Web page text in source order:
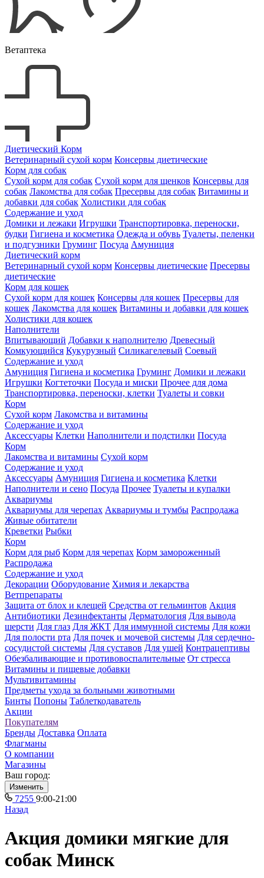
Ветаптека
Диетический Корм
Ветеринарный сухой корм Консервы диетические
Корм для собак
Сухой корм для собак Сухой корм для щенков Консервы для
собак Лакомства для собак Пресервы для собак Витамины и
добавки для собак Холистики для собак
Содержание и уход
Домики и лежаки Игрушки Транспортировка, переноски,
будки Гигиена и косметика Одежда и обувь Туалеты, пеленки
и подгузники Груминг Посуда Амуниция
Диетический корм
Ветеринарный сухой корм Консервы диетические Пресервы
диетические
Корм для кошек
Сухой корм для кошек Консервы для кошек Пресервы для
кошек Лакомства для кошек Витамины и добавки для кошек
Холистики для кошек
Наполнители
Впитывающий Добавки к наполнителю Древесный
Комкующийся Кукурузный Силикагелевый Соевый
Содержание и уход
Амуниция Гигиена и косметика Груминг Домики и лежаки
Игрушки Когтеточки Посуда и миски Прочее для дома
Транспортировка, переноски, клетки Туалеты и совки
Корм
Сухой корм Лакомства и витамины
Содержание и уход
Аксессуары Клетки Наполнители и подстилки Посуда
Корм
Лакомства и витамины Сухой корм
Содержание и уход
Аксессуары Амуниция Гигиена и косметика Клетки
Наполнители и сено Посуда Прочее Туалеты и купалки
Аквариумы
Аквариумы для черепах Аквариумы и тумбы Распродажа
Живые обитатели
Креветки Рыбки
Корм
Корм для рыб Корм для черепах Корм замороженный
Распродажа
Содержание и уход
Декорации Оборудование Химия и лекарства
Ветпрепараты
Защита от блох и клещей Средства от гельминтов Акция
Антибиотики Дезинфектанты Дерматология Для вывода
шерсти Для глаз Для ЖКТ Для иммунной системы Для кожи
Для полости рта Для почек и мочевой системы Для сердечно-
сосудистой системы Для суставов Для ушей Контрацептивы
Обезбаливающие и противовоспалительные От стресса
Витамины и пищевые добавки
Мультивитамины
Предметы ухода за больными животными
Бинты Попоны Таблеткодаватель
Акции
Покупателям
Бренды Доставка Оплата
Флагманы
О компании
Магазины
Ваш город:
Изменить
7255 9:00-21:00
Назад
Акция домики мягкие для
собак Минск